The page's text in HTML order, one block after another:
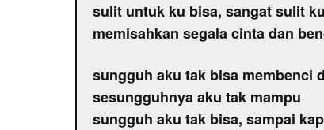
sulit untuk ku bisa, sangat sulit
memisahkan segala cinta dan
sungguh aku tak bisa membenci
sesungguhnya aku tak mampu
sungguh aku tak bisa, sampai